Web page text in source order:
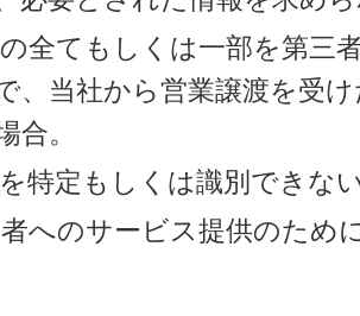
全てもしくは一部を第三
、当社から営業譲渡を受
合。
特定もしくは識別できな
へのサービス提供のため